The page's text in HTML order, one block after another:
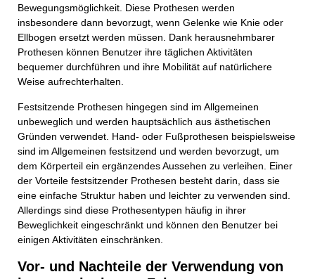
Bewegungsmöglichkeit. Diese Prothesen werden
insbesondere dann bevorzugt, wenn Gelenke wie Knie oder
Ellbogen ersetzt werden müssen. Dank herausnehmbarer
Prothesen können Benutzer ihre täglichen Aktivitäten
bequemer durchführen und ihre Mobilität auf natürlichere
Weise aufrechterhalten.
Festsitzende Prothesen hingegen sind im Allgemeinen
unbeweglich und werden hauptsächlich aus ästhetischen
Gründen verwendet. Hand- oder Fußprothesen beispielsweise
sind im Allgemeinen festsitzend und werden bevorzugt, um
dem Körperteil ein ergänzendes Aussehen zu verleihen. Einer
der Vorteile festsitzender Prothesen besteht darin, dass sie
eine einfache Struktur haben und leichter zu verwenden sind.
Allerdings sind diese Prothesentypen häufig in ihrer
Beweglichkeit eingeschränkt und können den Benutzer bei
einigen Aktivitäten einschränken.
Vor- und Nachteile der Verwendung von